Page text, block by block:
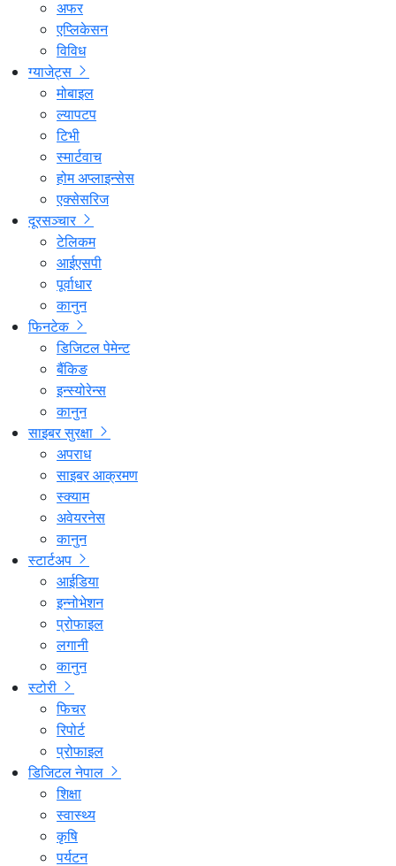
अफर
एप्लिकेसन
विविध
ग्याजेट्स
मोबाइल
ल्यापटप
टिभी
स्मार्टवाच
होम अप्लाइन्सेस
एक्सेसरिज
दूरसञ्चार
टेलिकम
आईएसपी
पूर्वाधार
कानुन
फिनटेक
डिजिटल पेमेन्ट
बैंकिङ
इन्स्योरेन्स
कानुन
साइबर सुरक्षा
अपराध
साइबर आक्रमण
स्क्याम
अवेयरनेस
कानुन
स्टार्टअप
आईडिया
इन्नोभेशन
प्रोफाइल
लगानी
कानुन
स्टोरी
फिचर
रिपोर्ट
प्रोफाइल
डिजिटल नेपाल
शिक्षा
स्वास्थ्य
कृषि
पर्यटन